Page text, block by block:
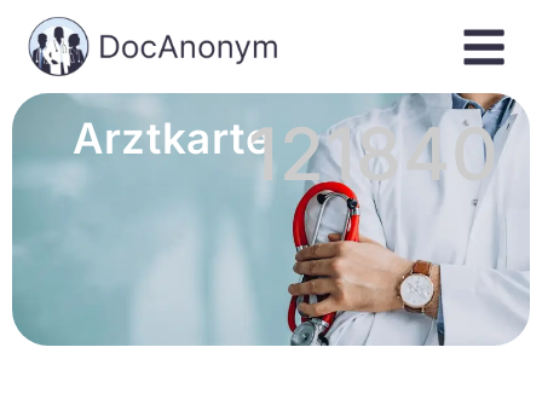
Arztkarte121840